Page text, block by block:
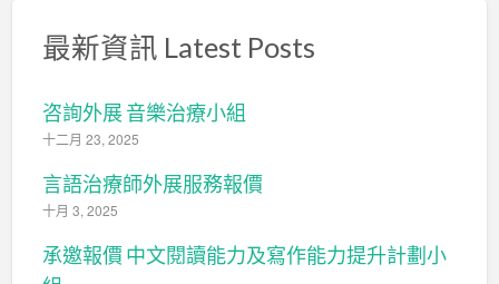
最新資訊 Latest Posts
咨詢外展 音樂治療小組
十二月 23, 2025
言語治療師外展服務報價
十月 3, 2025
承邀報價 中文閱讀能力及寫作能力提升計劃小